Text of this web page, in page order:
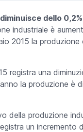
dello
industriale è
2015 la
registra una
la produzione è
della produzione
un incremento